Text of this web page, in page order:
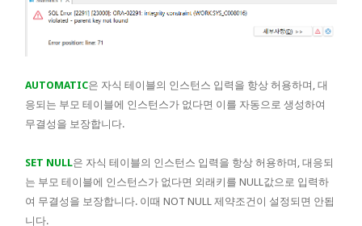
AUTOMATIC은 자식 테이블의 인스턴스 입력을 항상 허용하며, 대
응되는 부모 테이블에 인스턴스가 없다면 이를 자동으로 생성하여
무결성을 보장합니다.
SET NULL은 자식 테이블의 인스턴스 입력을 항상 허용하며, 대응되
는 부모 테이블에 인스턴스가 없다면 외래키를 NULL값으로 입력하
여 무결성을 보장합니다. 이때 NOT NULL 제약조건이 설정되면 안됩
니다.